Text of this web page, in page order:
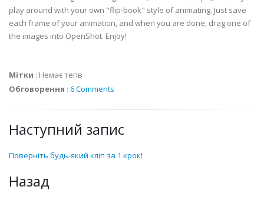
play around with your own "flip-book" style of animating. Just save
each frame of your animation, and when you are done, drag one of
the images into OpenShot. Enjoy!
Мітки : Немає тегів
Обговорення : 6 Comments
Наступний запис
Поверніть будь-який кліп за 1 крок!
Назад